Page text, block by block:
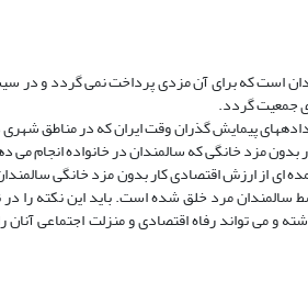
است که برای آن مزدی پرداخت نمی گردد و در
جمعیت گردد.
از آن توسط سالمندان زن و 1.3 تریلیون توسط سالمندان مرد خلق
می تواند رفاه اقتصادی و منزلت اجتماعی